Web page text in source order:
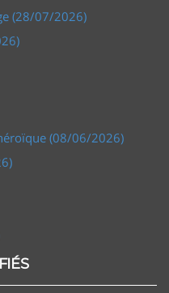
(28/07/2026)
(08/06/2026)